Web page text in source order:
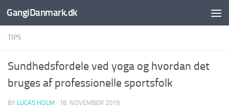
Skip to content
GangiDanmark.dk
TIPS
Sundhedsfordele ved yoga og hvordan det
bruges af professionelle sportsfolk
BY LUCAS HOLM · 18. NOVEMBER 2019